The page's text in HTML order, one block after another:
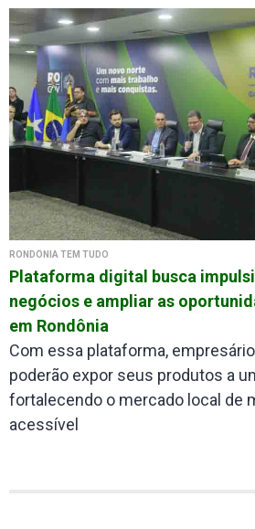
RONDÔNIA TEM TUDO
Plataforma digital busca
negócios e ampliar as
em Rondônia
Com essa plataforma,
poderão expor seus produtos a
fortalecendo o mercado local de
acessível